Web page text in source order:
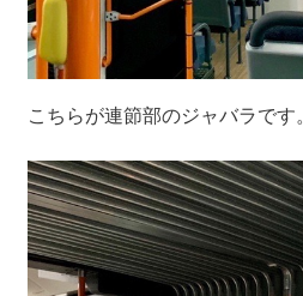
こちらが連節部のジャバラです。